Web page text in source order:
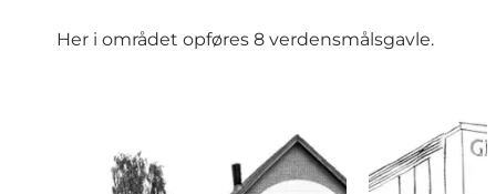
Her i området opføres 8 verdensmålsgavle.